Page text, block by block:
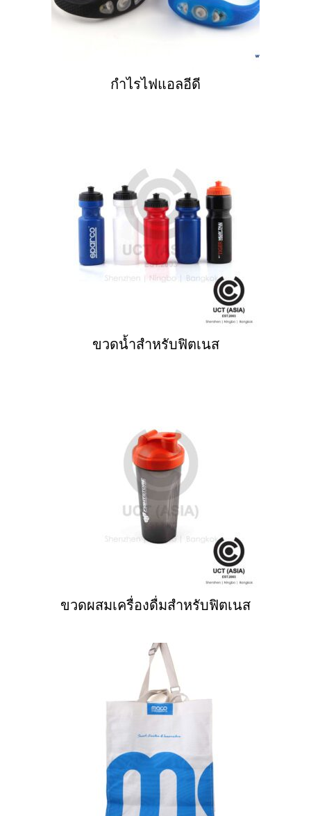
กำไรไฟแอลอีดี
ขวดน้ำสำหรับฟิตเนส
ขวดผสมเครื่องดื่มสำหรับฟิตเนส